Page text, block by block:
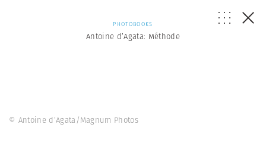
PHOTOBOOKS
Antoine d’Agata: Méthode
© Antoine d’Agata/Magnum Photos